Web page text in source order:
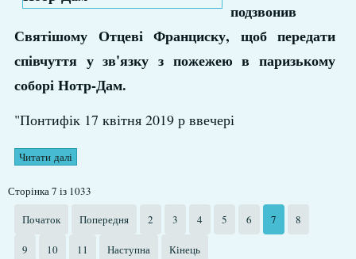
подзвонив
Святішому Отцеві Франциску, щоб передати
співчуття у зв'язку з пожежею в паризькому
соборі Нотр-Дам.
"Понтифік 17 квітня 2019 р ввечері
Читати далі
Сторінка 7 із 1033
Початок
Попередня 2 3 4 5 6 7 8
9 10 11 Наступна Кінець